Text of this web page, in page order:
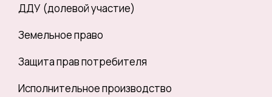
ДДУ (долевой участие)
Земельное право
Защита прав потребителя
Исполнительное производство